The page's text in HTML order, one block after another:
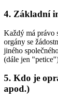
4. Základní
Každý má právo
orgány se
jiného
(dále jen
5. Kdo je
apod.)